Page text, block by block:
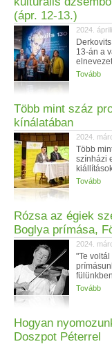
(ápr. 12-13.)
2024.
13-án a
Tovább
Több mint száz
kínálatában
2024.
Több
színházi
Tovább
Rózsa az égiek
Boglya prímása,
2024.
"Te
Tovább
Hogyan
Doszpot Péterrel